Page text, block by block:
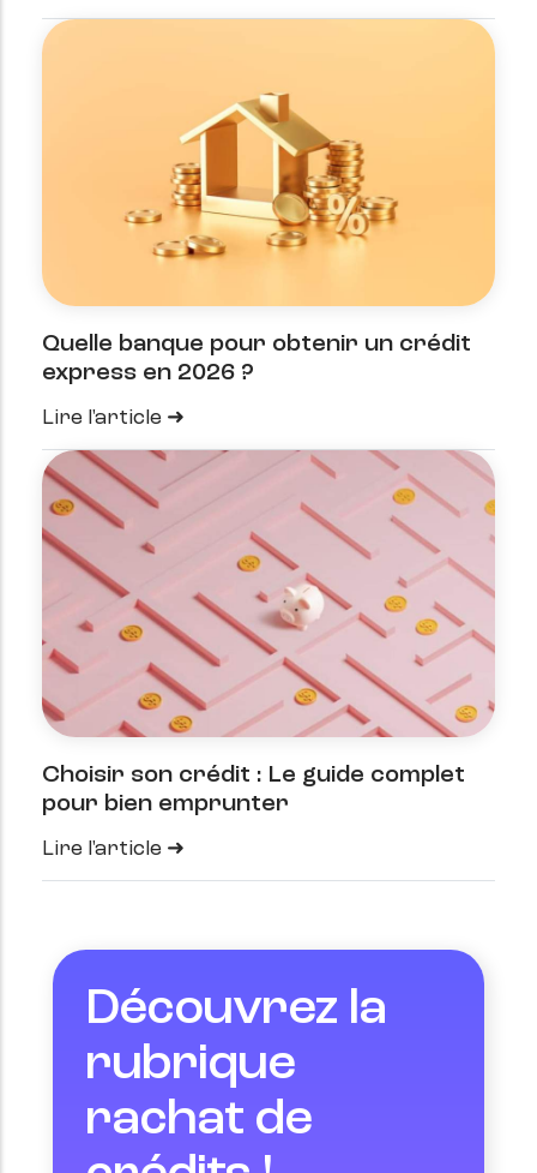
Quelle banque pour obtenir un crédit
express en 2026 ?
Lire l'article
Choisir son crédit : Le guide complet
pour bien emprunter
Lire l'article
Découvrez la
rubrique
rachat de